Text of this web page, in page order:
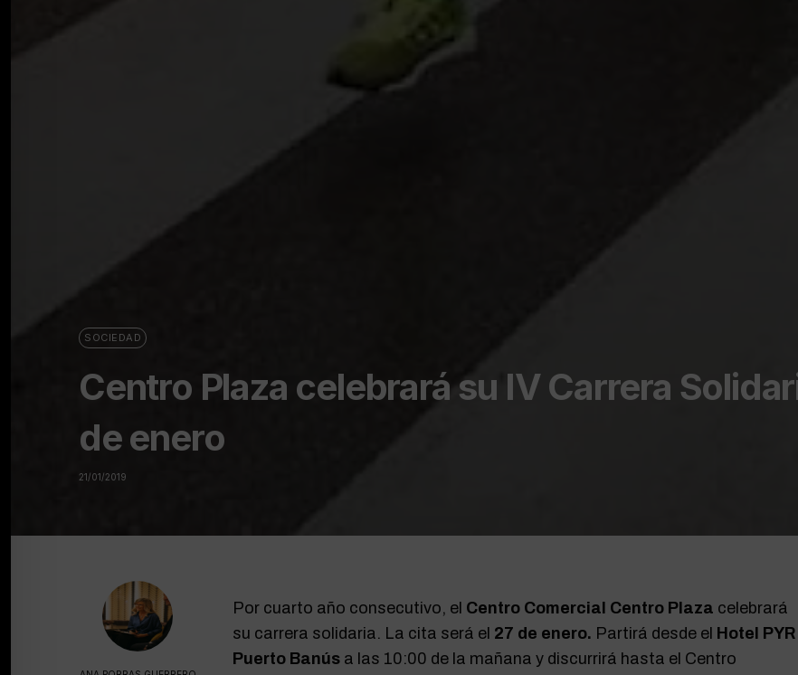
SOCIEDAD
Centro Plaza celebrará su IV Carrera
de enero
21/01/2019
Por cuarto año consecutivo, el Centro Comercial Centro Plaza celebrará
su carrera solidaria. La cita será el 27 de enero. Partirá desde el Hotel PYR
Puerto Banús a las 10:00 de la mañana y discurrirá hasta el Centro